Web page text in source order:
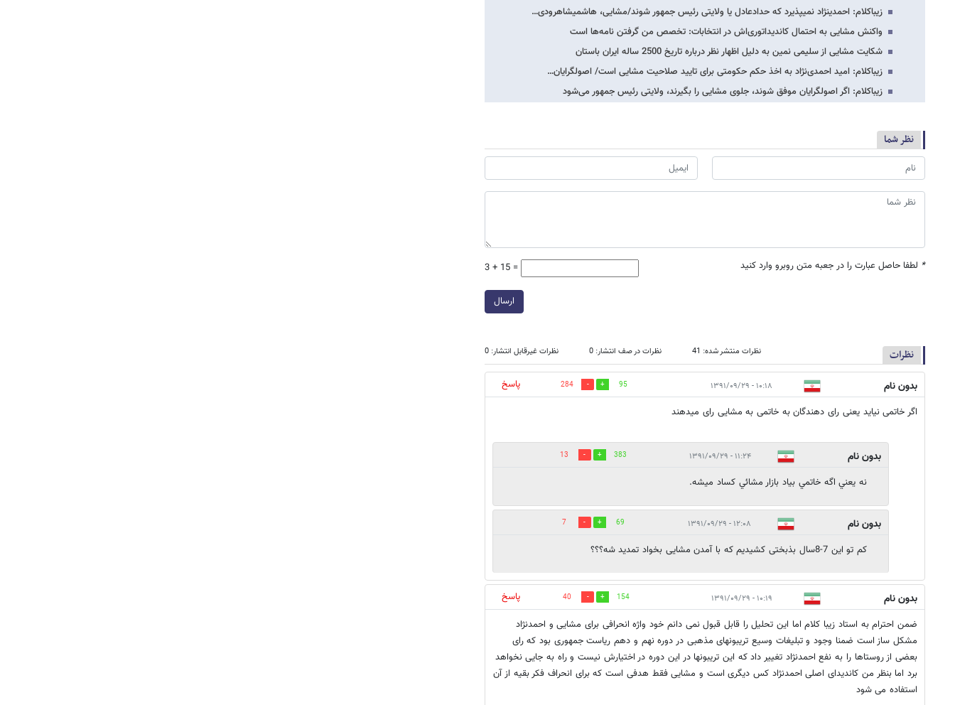
زیباکلام: احمدی​نژاد نمی​پذیرد که حدادعادل یا ولایتی رئیس جمهور شوند/مشایی، هاشمی​شاهرودی…
واکنش مشایی به احتمال کاندیداتوری‌اش در انتخابات: تخصص من گرفتن نامه‌ها است
شکایت مشایی از سلیمی نمین به دلیل اظهار نظر درباره تاریخ 2500 ساله ایران باستان
زیباکلام: امید احمدی‌نژاد به اخذ حکم حکومتی برای تایید صلاحیت مشایی است/ اصولگرایان…
زیباکلام: اگر اصولگرایان موفق شوند، جلوی مشایی را بگیرند، ولایتی رئیس جمهور می‌شود
نظر شما
* لطفا حاصل عبارت را در جعبه متن روبرو وارد کنید 3 + 15 =
ارسال
نظرات نظرات منتشر شده: 41 نظرات در صف انتشار: 0 نظرات غیرقابل انتشار: 0
بدون نام ۱۰:۱۸ - ۱۳۹۱/۰۹/۲۹ 95
284
پاسخ
اگر خاتمی نیاید یعنی رای دهندگان به خاتمی به مشایی رای میدهند
بدون نام ۱۱:۲۴ - ۱۳۹۱/۰۹/۲۹ 383
13
نه يعني اگه خاتمي بياد بازار مشائي كساد ميشه.
بدون نام ۱۲:۰۸ - ۱۳۹۱/۰۹/۲۹ 69
7
کم تو این 7-8سال بذبختی کشیدیم که با آمدن مشایی بخواد تمدید شه؟؟؟
بدون نام ۱۰:۱۹ - ۱۳۹۱/۰۹/۲۹ 154
40
پاسخ
ضمن احترام به استاد زیبا کلام اما این تحلیل را قابل قبول نمی دانم خود واژه انحرافی برای مشایی و احمدنژاد
مشکل ساز است ضمنا وجود و تبلیغات وسیع تریبونهای مذهبی در دوره نهم و دهم ریاست جمهوری بود که رای
بعضی از روستاها را به نفع احمدنژاد تغییر داد که این تریبونها در این دوره در اختیارش نیست و راه به جایی نخواهد
برد اما بنظر من کاندیدای اصلی احمدنژاد کس دیگری است و مشایی فقط هدفی است که برای انحراف فکر بقیه از آن
استفاده می شود